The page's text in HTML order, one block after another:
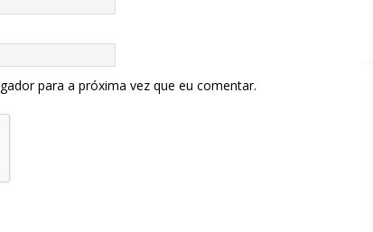
para a próxima vez que eu comentar.